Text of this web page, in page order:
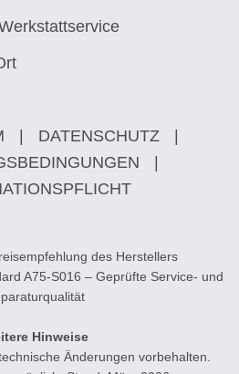
DATENSCHUTZ
des Herstellers
A75-S016 – Geprüfte Service- und
Hinweise
Änderungen vorbehalten.